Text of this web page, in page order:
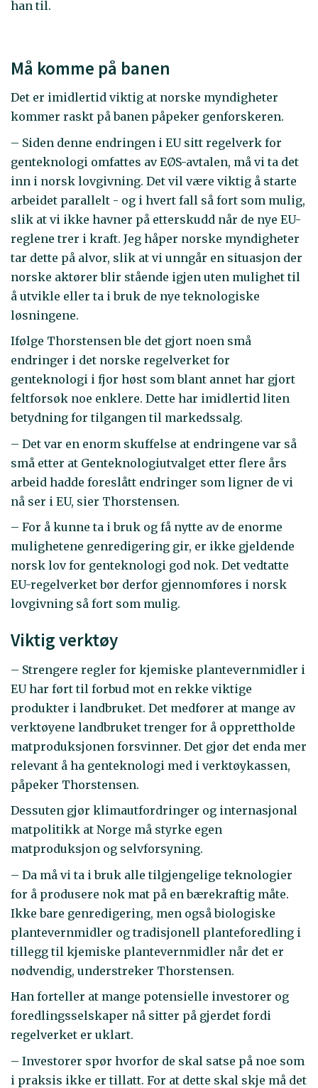
han til.
Må komme på banen
Det er imidlertid viktig at norske myndigheter
kommer raskt på banen påpeker genforskeren.
– Siden denne endringen i EU sitt regelverk for
genteknologi omfattes av EØS-avtalen, må vi ta det
inn i norsk lovgivning. Det vil være viktig å starte
arbeidet parallelt - og i hvert fall så fort som mulig,
slik at vi ikke havner på etterskudd når de nye EU-
reglene trer i kraft. Jeg håper norske myndigheter
tar dette på alvor, slik at vi unngår en situasjon der
norske aktører blir stående igjen uten mulighet til
å utvikle eller ta i bruk de nye teknologiske
løsningene.
Ifølge Thorstensen ble det gjort noen små
endringer i det norske regelverket for
genteknologi i fjor høst som blant annet har gjort
feltforsøk noe enklere. Dette har imidlertid liten
betydning for tilgangen til markedssalg.
– Det var en enorm skuffelse at endringene var så
små etter at Genteknologiutvalget etter flere års
arbeid hadde foreslått endringer som ligner de vi
nå ser i EU, sier Thorstensen.
– For å kunne ta i bruk og få nytte av de enorme
mulighetene genredigering gir, er ikke gjeldende
norsk lov for genteknologi god nok. Det vedtatte
EU-regelverket bør derfor gjennomføres i norsk
lovgivning så fort som mulig.
Viktig verktøy
– Strengere regler for kjemiske plantevernmidler i
EU har ført til forbud mot en rekke viktige
produkter i landbruket. Det medfører at mange av
verktøyene landbruket trenger for å opprettholde
matproduksjonen forsvinner. Det gjør det enda mer
relevant å ha genteknologi med i verktøykassen,
påpeker Thorstensen.
Dessuten gjør klimautfordringer og internasjonal
matpolitikk at Norge må styrke egen
matproduksjon og selvforsyning.
– Da må vi ta i bruk alle tilgjengelige teknologier
for å produsere nok mat på en bærekraftig måte.
Ikke bare genredigering, men også biologiske
plantevernmidler og tradisjonell planteforedling i
tillegg til kjemiske plantevernmidler når det er
nødvendig, understreker Thorstensen.
Han forteller at mange potensielle investorer og
foredlingsselskaper nå sitter på gjerdet fordi
regelverket er uklart.
– Investorer spør hvorfor de skal satse på noe som
i praksis ikke er tillatt. For at dette skal skje må det